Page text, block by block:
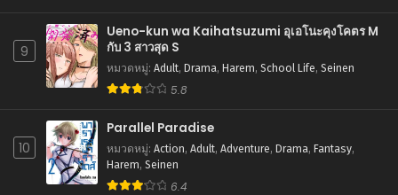
9
Ueno-kun wa Kaihatsuzumi อุเอโนะคุงโคตร M
กับ 3 สาวสุด S
หมวดหมู่: Adult, Drama, Harem, School Life, Seinen
5.8
10
Parallel Paradise
หมวดหมู่: Action, Adult, Adventure, Drama, Fantasy,
Harem, Seinen
6.4